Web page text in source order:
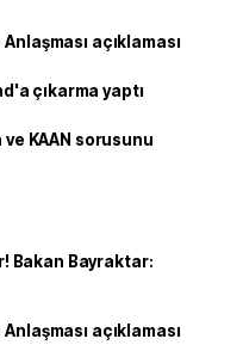
açıklaması
çıkarma yaptı
KAAN sorusunu
Bakan Bayraktar:
açıklaması